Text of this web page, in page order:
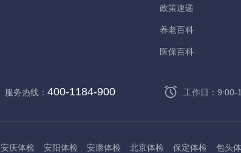
政策速递
养老百科
医保百科
服务热线： 400-1184-900 工作日：9:00-
安庆体检 安阳体检 安康体检 北京体检 保定体检 包头